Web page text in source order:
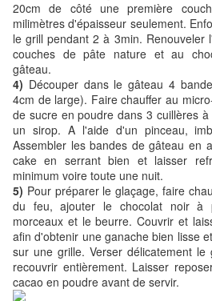
20cm de côté une première
milimètres d'épaisseur seulement.
le grill pendant 2 à 3min. Renouveler
couches de pâte nature et au
gâteau.
4) Découper dans le gâteau 4
4cm de large). Faire chauffer au
de sucre en poudre dans 3 cuillères
un sirop. A l'aide d'un pinceau,
Assembler les bandes de gâteau en
cake en serrant bien et laisser
minimum voire toute une nuit.
5) Pour préparer le glaçage, faire
du feu, ajouter le chocolat noir à
morceaux et le beurre. Couvrir et
afin d'obtenir une ganache bien lisse
sur une grille. Verser délicatement
recouvrir entièrement. Laisser
cacao en poudre avant de servir.